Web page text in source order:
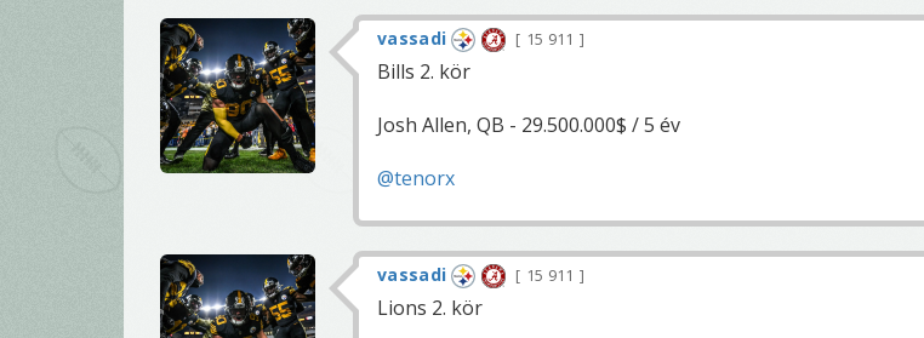
vassadi 15 911
Bills 2. kör
Josh Allen, QB - 29.500.000$ / 5 év
@tenorx
vassadi 15 911
Lions 2. kör